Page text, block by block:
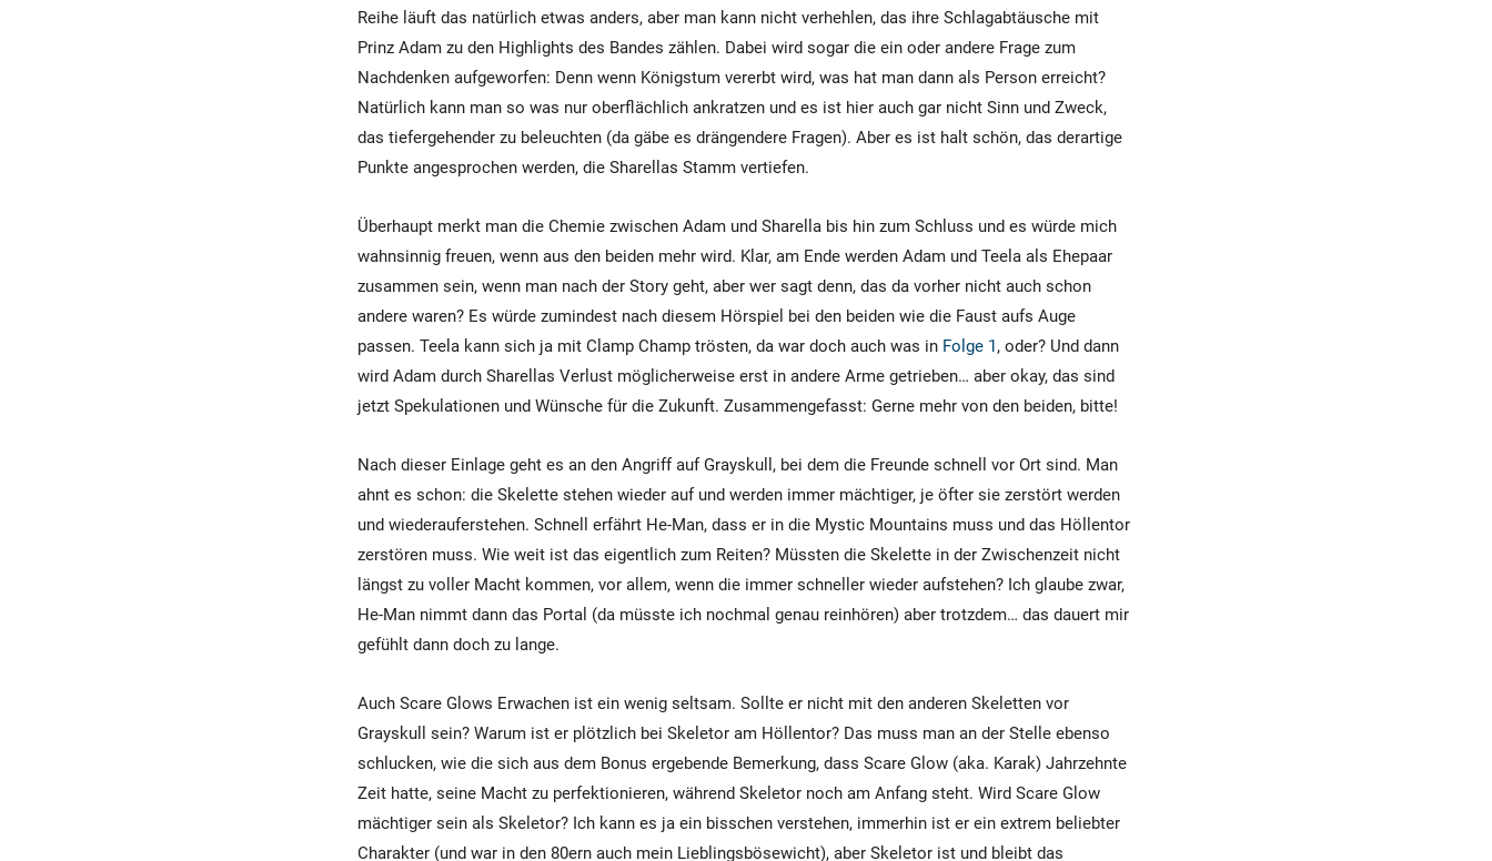
Reihe läuft das natürlich etwas anders, aber man kann nicht verhehlen, das ihre Schlagabtäusche mit
Prinz Adam zu den Highlights des Bandes zählen. Dabei wird sogar die ein oder andere Frage zum
Nachdenken aufgeworfen: Denn wenn Königstum vererbt wird, was hat man dann als Person erreicht?
Natürlich kann man so was nur oberflächlich ankratzen und es ist hier auch gar nicht Sinn und Zweck,
das tiefergehender zu beleuchten (da gäbe es drängendere Fragen). Aber es ist halt schön, das derartige
Punkte angesprochen werden, die Sharellas Stamm vertiefen.
Überhaupt merkt man die Chemie zwischen Adam und Sharella bis hin zum Schluss und es würde mich
wahnsinnig freuen, wenn aus den beiden mehr wird. Klar, am Ende werden Adam und Teela als Ehepaar
zusammen sein, wenn man nach der Story geht, aber wer sagt denn, das da vorher nicht auch schon
andere waren? Es würde zumindest nach diesem Hörspiel bei den beiden wie die Faust aufs Auge
passen. Teela kann sich ja mit Clamp Champ trösten, da war doch auch was in Folge 1 , oder? Und dann
wird Adam durch Sharellas Verlust möglicherweise erst in andere Arme getrieben… aber okay, das sind
jetzt Spekulationen und Wünsche für die Zukunft. Zusammengefasst: Gerne mehr von den beiden, bitte!
Nach dieser Einlage geht es an den Angriff auf Grayskull, bei dem die Freunde schnell vor Ort sind. Man
ahnt es schon: die Skelette stehen wieder auf und werden immer mächtiger, je öfter sie zerstört werden
und wiederauferstehen. Schnell erfährt He-Man, dass er in die Mystic Mountains muss und das Höllentor
zerstören muss. Wie weit ist das eigentlich zum Reiten? Müssten die Skelette in der Zwischenzeit nicht
längst zu voller Macht kommen, vor allem, wenn die immer schneller wieder aufstehen? Ich glaube zwar,
He-Man nimmt dann das Portal (da müsste ich nochmal genau reinhören) aber trotzdem… das dauert mir
gefühlt dann doch zu lange.
Auch Scare Glows Erwachen ist ein wenig seltsam. Sollte er nicht mit den anderen Skeletten vor
Grayskull sein? Warum ist er plötzlich bei Skeletor am Höllentor? Das muss man an der Stelle ebenso
schlucken, wie die sich aus dem Bonus ergebende Bemerkung, dass Scare Glow (aka. Karak) Jahrzehnte
Zeit hatte, seine Macht zu perfektionieren, während Skeletor noch am Anfang steht. Wird Scare Glow
mächtiger sein als Skeletor? Ich kann es ja ein bisschen verstehen, immerhin ist er ein extrem beliebter
Charakter (und war in den 80ern auch mein Lieblingsbösewicht), aber Skeletor ist und bleibt das